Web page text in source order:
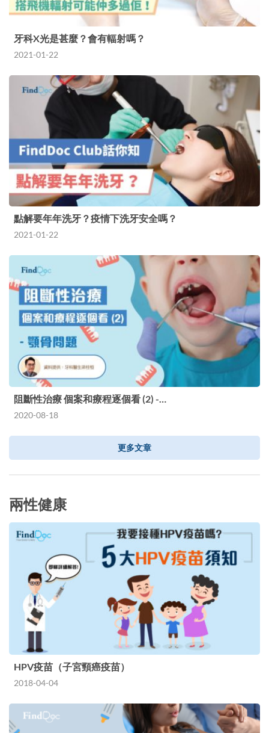
牙科X光是甚麼？會有輻射嗎？
2021-01-22
點解要年年洗牙？疫情下洗牙安全嗎？
2021-01-22
阻斷性治療 個案和療程逐個看 (2) -…
2020-08-18
更多文章
兩性健康
HPV疫苗（子宮頸癌疫苗）
2018-04-04